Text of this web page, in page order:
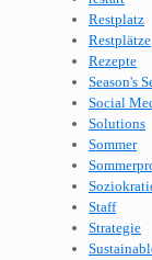
Restplatz
Restplätze
Rezepte
Season's
Social
Solutions
Sommer
Staff
Strategie